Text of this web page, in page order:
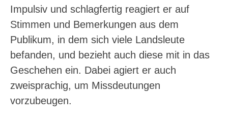
Impulsiv und schlagfertig reagiert er auf
Stimmen und Bemerkungen aus dem
Publikum, in dem sich viele Landsleute
befanden, und bezieht auch diese mit in das
Geschehen ein. Dabei agiert er auch
zweisprachig, um Missdeutungen
vorzubeugen.